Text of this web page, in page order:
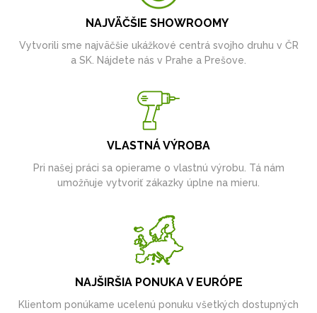
NAJVÄČŠIE SHOWROOMY
Vytvorili sme najväčšie ukážkové centrá svojho druhu v ČR
a SK. Nájdete nás v Prahe a Prešove.
VLASTNÁ VÝROBA
Pri našej práci sa opierame o vlastnú výrobu. Tá nám
umožňuje vytvoriť zákazky úplne na mieru.
NAJŠIRŠIA PONUKA V EURÓPE
Klientom ponúkame ucelenú ponuku všetkých dostupných